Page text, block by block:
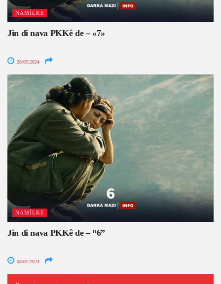
NAMÎLKE
Jin di nava PKKê de – «7»
28/05/2024
NAMÎLKE
Jin di nava PKKê de – “6”
08/01/2024